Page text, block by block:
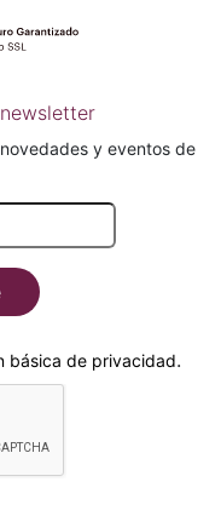
y eventos de
básica de privacidad.